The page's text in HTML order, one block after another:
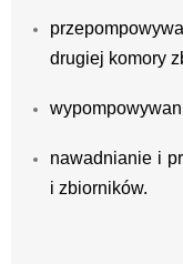
drugiej komory
nawadnianie i
i zbiorników.